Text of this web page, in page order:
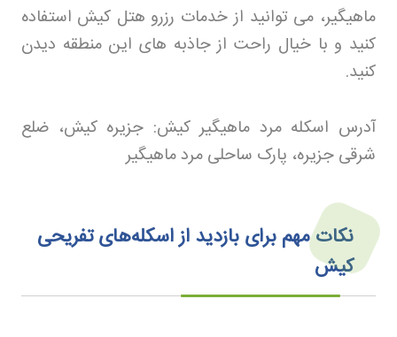
ماهیگیر، می توانید از خدمات رزرو هتل کیش استفاده
کنید و با خیال راحت از جاذبه های این منطقه دیدن
کنید.
آدرس اسکله مرد ماهیگیر کیش: جزیره کیش، ضلع
شرقی جزیره، پارک ساحلی مرد ماهیگیر
نکات مهم برای بازدید از اسکله‌های تفریحی
کیش